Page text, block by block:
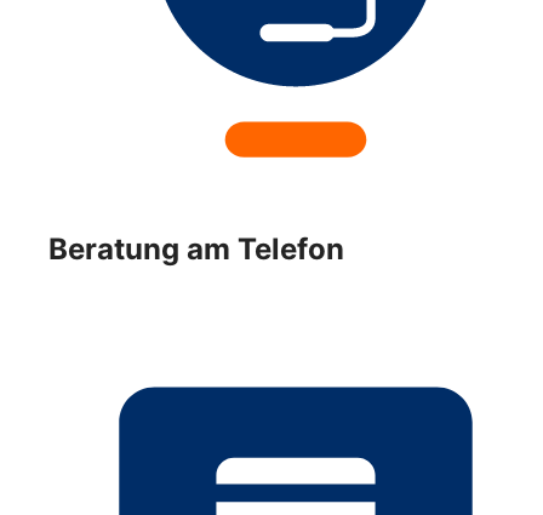
Beratung am Telefon